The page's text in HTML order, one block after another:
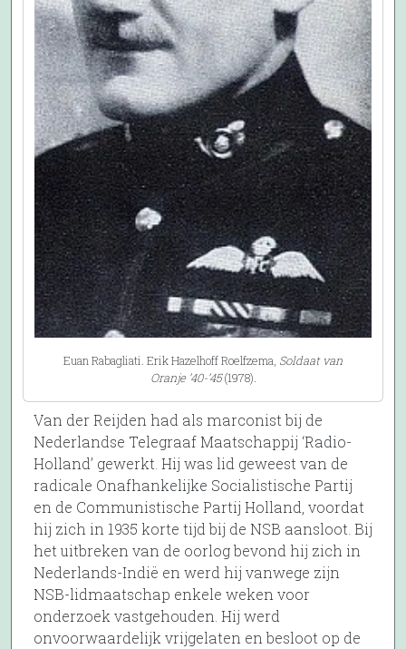
Euan Rabagliati. Erik Hazelhoff Roelfzema, Soldaat van
Oranje ’40-’45(1978).
Van der Reijden had als marconist bij de
Nederlandse Telegraaf Maatschappij ‘Radio-
Holland’ gewerkt. Hij was lid geweest van de
radicale Onafhankelijke Socialistische Partij
en de Communistische Partij Holland, voordat
hij zich in 1935 korte tijd bij de NSB aansloot. Bij
het uitbreken van de oorlog bevond hij zich in
Nederlands-Indië en werd hij vanwege zijn
NSB-lidmaatschap enkele weken voor
onderzoek vastgehouden. Hij werd
onvoorwaardelijk vrijgelaten en besloot op de